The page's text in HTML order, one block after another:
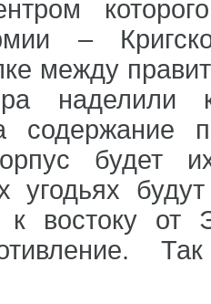
–
между
наделили
содержание
будет
угодьях
к востоку